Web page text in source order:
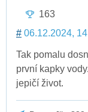
163
# 06.12.2024,
Tak pomalu
první kapky
jepičí život.